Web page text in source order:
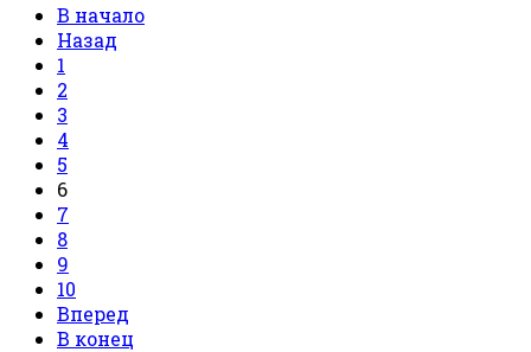
В начало
Назад
1
2
3
4
5
6
7
8
9
10
Вперед
В конец